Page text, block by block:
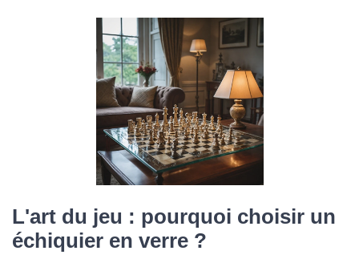
L'art du jeu : pourquoi choisir un
échiquier en verre ?